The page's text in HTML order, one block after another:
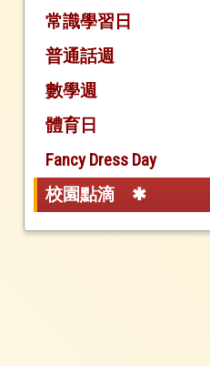
常識學習日
普通話週
數學週
體育日
Fancy Dress Day
校園點滴